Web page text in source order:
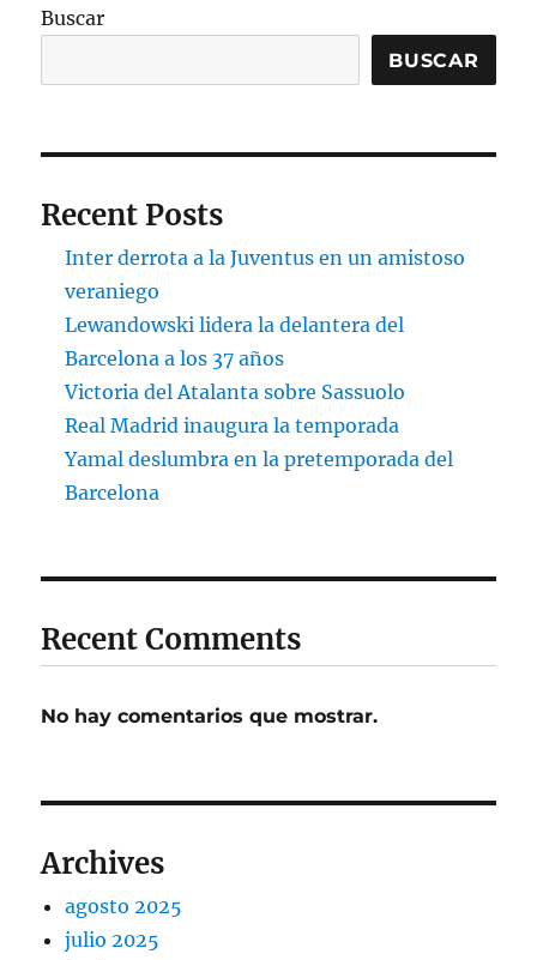
Buscar
BUSCAR
Recent Posts
Inter derrota a la Juventus en un amistoso
veraniego
Lewandowski lidera la delantera del
Barcelona a los 37 años
Victoria del Atalanta sobre Sassuolo
Real Madrid inaugura la temporada
Yamal deslumbra en la pretemporada del
Barcelona
Recent Comments
No hay comentarios que mostrar.
Archives
agosto 2025
julio 2025